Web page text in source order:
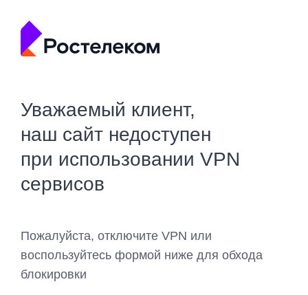
Уважаемый клиент,
наш сайт недоступен
при использовании VPN
сервисов
Пожалуйста, отключите VPN или
воспользуйтесь формой ниже для обхода
блокировки